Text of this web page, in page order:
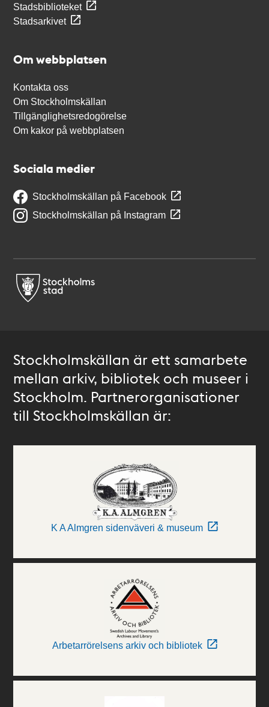
Stadsbiblioteket
Stadsarkivet
Om webbplatsen
Kontakta oss
Om Stockholmskällan
Tillgänglighetsredogörelse
Om kakor på webbplatsen
Sociala medier
Stockholmskällan på Facebook
Stockholmskällan på Instagram
Stockholmskällan är ett samarbete
mellan arkiv, bibliotek och museer i
Stockholm. Partnerorganisationer
till Stockholmskällan är:
K A Almgren sidenväveri & museum
Arbetarrörelsens arkiv och bibliotek